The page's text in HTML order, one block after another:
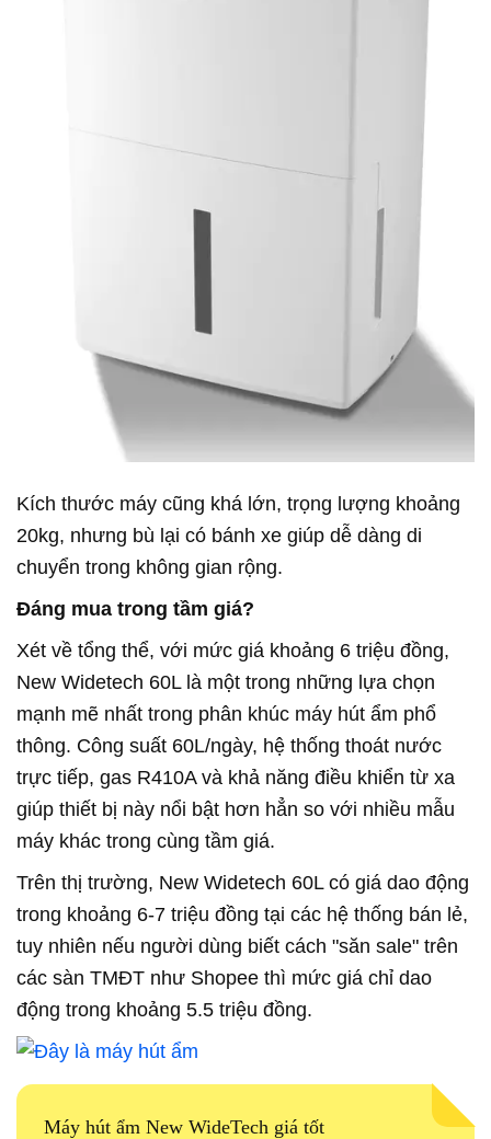
Kích thước máy cũng khá lớn, trọng lượng khoảng
20kg, nhưng bù lại có bánh xe giúp dễ dàng di
chuyển trong không gian rộng.
Đáng mua trong tầm giá?
Xét về tổng thể, với mức giá khoảng 6 triệu đồng,
New Widetech 60L là một trong những lựa chọn
mạnh mẽ nhất trong phân khúc máy hút ẩm phổ
thông. Công suất 60L/ngày, hệ thống thoát nước
trực tiếp, gas R410A và khả năng điều khiển từ xa
giúp thiết bị này nổi bật hơn hẳn so với nhiều mẫu
máy khác trong cùng tầm giá.
Trên thị trường, New Widetech 60L có giá dao động
trong khoảng 6-7 triệu đồng tại các hệ thống bán lẻ,
tuy nhiên nếu người dùng biết cách "săn sale" trên
các sàn TMĐT như Shopee thì mức giá chỉ dao
động trong khoảng 5.5 triệu đồng.
Máy hút ẩm New WideTech giá tốt